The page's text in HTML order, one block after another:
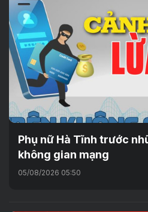
Phụ nữ Hà Tĩnh trước
không gian mạng
05/08/2026 05:50